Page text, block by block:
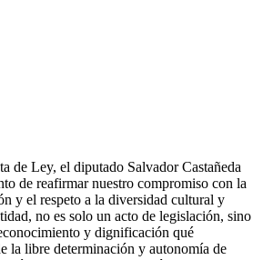
de Ley, el diputado Salvador Castañeda
de reafirmar nuestro compromiso con la
y el respeto a la diversidad cultural y
no es solo un acto de legislación, sino
y dignificación qué
la libre determinación y autonomía de